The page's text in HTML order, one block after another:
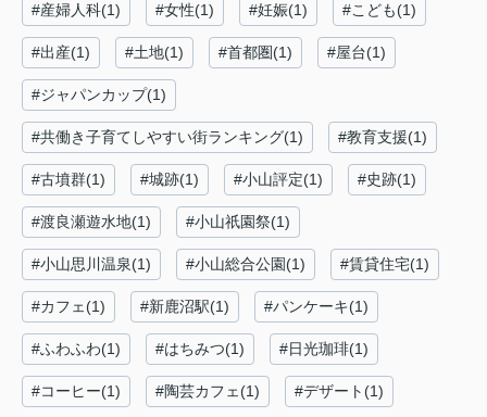
#産婦人科(1) #女性(1) #妊娠(1) #こども(1)
#出産(1) #土地(1) #首都圏(1) #屋台(1)
#ジャパンカップ(1)
#共働き子育てしやすい街ランキング(1) #教育支援(1)
#古墳群(1) #城跡(1) #小山評定(1) #史跡(1)
#渡良瀬遊水地(1) #小山祇園祭(1)
#小山思川温泉(1) #小山総合公園(1) #賃貸住宅(1)
#カフェ(1) #新鹿沼駅(1) #パンケーキ(1)
#ふわふわ(1) #はちみつ(1) #日光珈琲(1)
#コーヒー(1) #陶芸カフェ(1) #デザート(1)